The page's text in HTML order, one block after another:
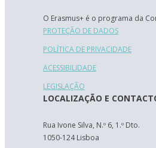
O Erasmus+ é o programa da
PROTEÇÃO DE DADOS
POLÍTICA DE PRIVACIDADE
ACESSIBILIDADE
LEGISLAÇÃO
LOCALIZAÇÃO E
Rua Ivone Silva, N.º 6, 1.º Dto.
1050-124 Lisboa